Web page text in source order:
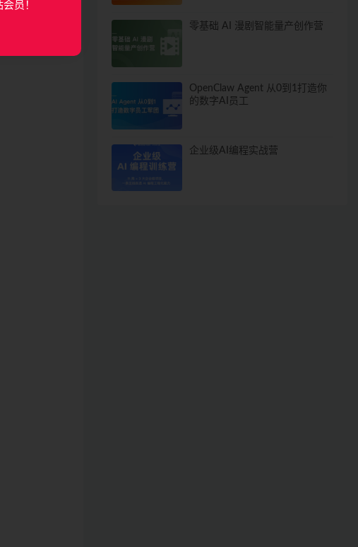
零基础 AI 漫剧智能量产创作营
OpenClaw Agent 从0到1打造你
的数字AI员工
企业级AI编程实战营
员！